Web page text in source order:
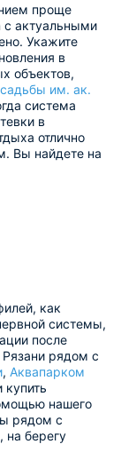
проще
с актуальными
Укажите
в
объектов,
им. ак.
система
в
отлично
Вы найдете на
как
системы,
после
Рязани рядом с
, Аквапарком
купить
нашего
рядом с
на берегу